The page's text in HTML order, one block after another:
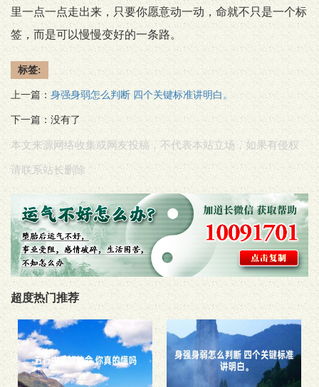
里一点一点走出来，只要你愿意动一动，命就不只是一个标
签，而是可以慢慢变好的一条路。
标签:
上一篇：身强身弱怎么判断 四个关键标准讲明白。
下一篇：没有了
本文来源网络收集或网友投稿，不代表本站立场，如果有侵权
请联系站长删除
超度热门推荐